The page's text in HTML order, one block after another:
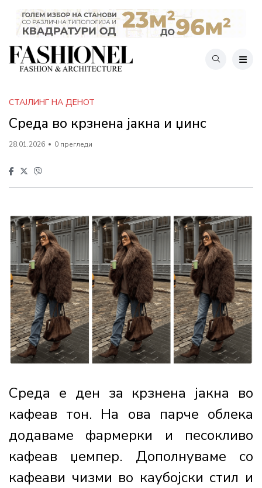
СТАЈЛИНГ НА ДЕНОТ
Среда во крзнена јакна и џинс
28.01.2026 0 прегледи
Среда е ден за крзнена јакна во
кафеав тон. На ова парче облека
додаваме фармерки и песокливо
кафеав џемпер. Дополнуваме со
кафеави чизми во каубојски стил и